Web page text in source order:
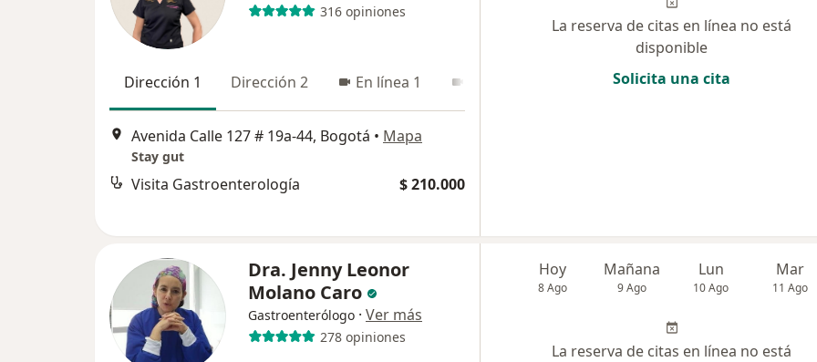
316 opiniones
Dirección 1 Dirección 2 En línea 1
Avenida Calle 127 # 19a-44, Bogotá • Mapa
Stay gut
Visita Gastroenterología $ 210.000
La reserva de citas en línea no está
disponible
Solicita una cita
Dra. Jenny Leonor
Molano Caro
Gastroenterólogo · Ver más
278 opiniones
Hoy
8 Ago
Mañana
9 Ago
Lun
10 Ago
Mar
11 Ago
La reserva de citas en línea no está